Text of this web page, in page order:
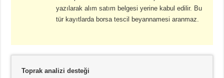
yazılarak alım satım belgesi yerine kabul edilir. Bu
tür kayıtlarda borsa tescil beyannamesi aranmaz.
Toprak analizi desteği